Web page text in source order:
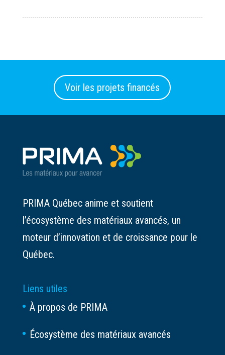
Voir les projets financés
PRIMA Québec anime et soutient
l’écosystème des matériaux avancés, un
moteur d’innovation et de croissance pour le
Québec.
Liens utiles
À propos de PRIMA
Écosystème des matériaux avancés